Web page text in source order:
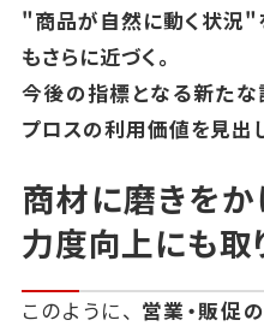
"商品が自然に動く状況"
もさらに近づく。
今後の指標となる新たな
プロスの利用価値を見出
商材に磨きを
力度向上にも取
このように、 営業・販促